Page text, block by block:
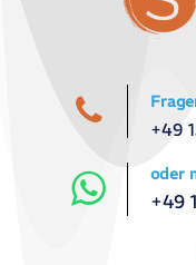
+49
oder
+49